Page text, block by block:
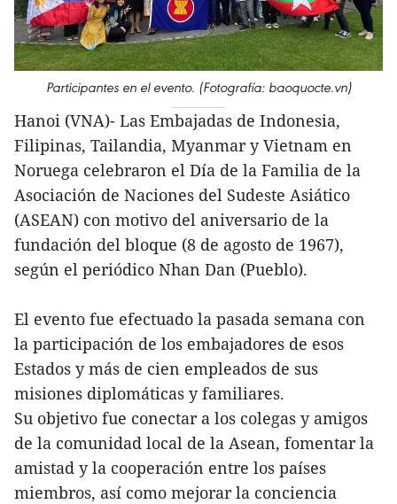
Participantes en el evento. (Fotografía: baoquocte.vn)
Hanoi (VNA)- Las Embajadas de Indonesia,
Filipinas, Tailandia, Myanmar y Vietnam en
Noruega celebraron el Día de la Familia de la
Asociación de Naciones del Sudeste Asiático
(ASEAN) con motivo del aniversario de la
fundación del bloque (8 de agosto de 1967),
según el periódico Nhan Dan (Pueblo).
El evento fue efectuado la pasada semana con
la participación de los embajadores de esos
Estados y más de cien empleados de sus
misiones diplomáticas y familiares.
Su objetivo fue conectar a los colegas y amigos
de la comunidad local de la Asean, fomentar la
amistad y la cooperación entre los países
miembros, así como mejorar la conciencia